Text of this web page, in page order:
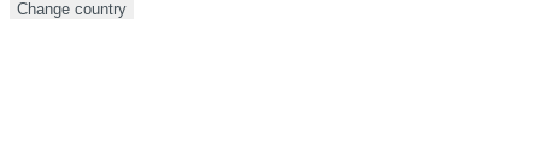
Change country